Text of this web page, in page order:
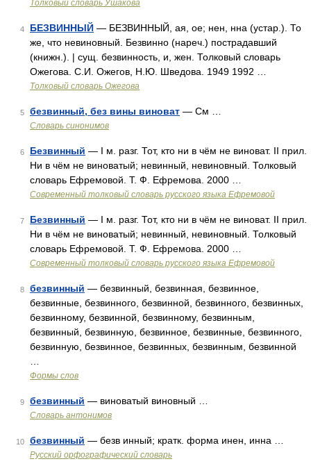
Толковый словарь Ушакова
4 БЕЗВИННЫЙ — БЕЗВИННЫЙ, ая, ое; нен, нна (устар.). То
же, что невиновный. Безвинно (нареч.) пострадавший
(книжн.). | сущ. безвинность, и, жен. Толковый словарь
Ожегова. С.И. Ожегов, Н.Ю. Шведова. 1949 1992 …
Толковый словарь Ожегова
5 безвинный, без вины виноват — См …
Словарь синонимов
6 Безвинный — I м. разг. Тот, кто ни в чём не виноват. II прил.
Ни в чём не виноватый; невинный, невиновный. Толковый
словарь Ефремовой. Т. Ф. Ефремова. 2000 …
Современный толковый словарь русского языка Ефремовой
7 Безвинный — I м. разг. Тот, кто ни в чём не виноват. II прил.
Ни в чём не виноватый; невинный, невиновный. Толковый
словарь Ефремовой. Т. Ф. Ефремова. 2000 …
Современный толковый словарь русского языка Ефремовой
8 безвинный — безвинный, безвинная, безвинное,
безвинные, безвинного, безвинной, безвинного, безвинных,
безвинному, безвинной, безвинному, безвинным,
безвинный, безвинную, безвинное, безвинные, безвинного,
безвинную, безвинное, безвинных, безвинным, безвинной
Формы слов
9 безвинный — виноватый виновный …
Словарь антонимов
10 безвинный — безв инный; кратк. форма инен, инна …
Русский орфографический словарь